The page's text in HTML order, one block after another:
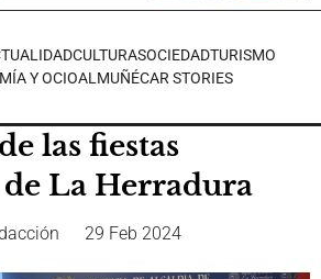
CULTURASOCIEDADTURISMO
Y OCIOALMUÑÉCAR STORIES
las fiestas
La Herradura
29 Feb 2024